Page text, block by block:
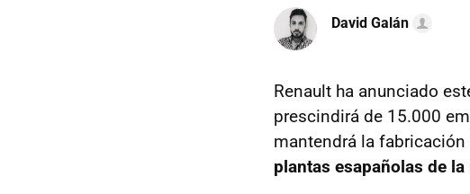
David Galán
Renault ha anunciado
prescindirá de 15.000
mantendrá la
plantas esapañolas de la